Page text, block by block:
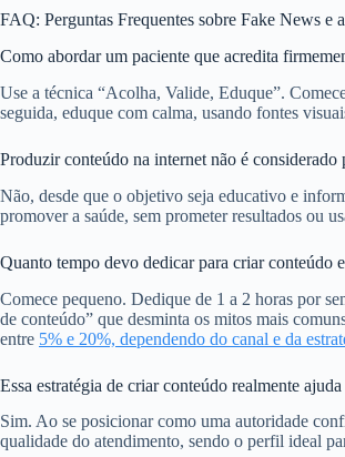
FAQ: Perguntas Frequentes sobre Fake News e
Como abordar um paciente que acredita
Use a técnica “Acolha, Valide, Eduque”.
seguida, eduque com calma, usando fontes
Produzir conteúdo na internet não é
Não, desde que o objetivo seja educativo e
promover a saúde, sem prometer resultados ou
Quanto tempo devo dedicar para criar conteúdo
Comece pequeno. Dedique de 1 a 2 horas por
de conteúdo” que desminta os mitos mais
entre 5% e 20%, dependendo do canal e da
Essa estratégia de criar conteúdo realmente
Sim. Ao se posicionar como uma autoridade
qualidade do atendimento, sendo o perfil ideal